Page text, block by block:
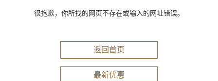
很抱歉，你所找的网页不存在或输入的网址错误。
返回首页
最新优惠